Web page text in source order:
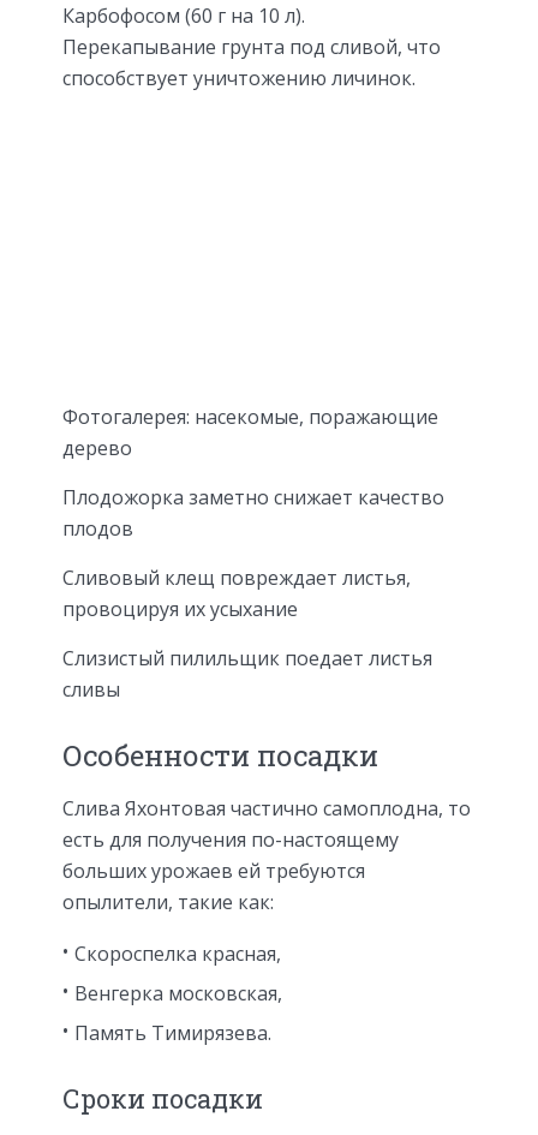
Карбофосом (60 г на 10 л).
Перекапывание грунта под сливой, что
способствует уничтожению личинок.
Фотогалерея: насекомые, поражающие
дерево
Плодожорка заметно снижает качество
плодов
Сливовый клещ повреждает листья,
провоцируя их усыхание
Слизистый пилильщик поедает листья
сливы
Особенности посадки
Слива Яхонтовая частично самоплодна, то
есть для получения по-настоящему
больших урожаев ей требуются
опылители, такие как:
Скороспелка красная,
Венгерка московская,
Память Тимирязева.
Сроки посадки